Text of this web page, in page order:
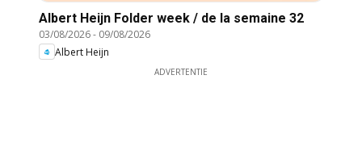
Albert Heijn Folder week / de la semaine 32
03/08/2026- 09/08/2026
Albert Heijn
ADVERTENTIE